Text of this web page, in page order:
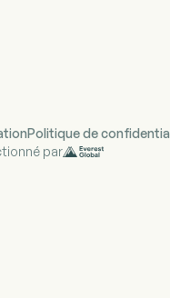
environ un million de tonnes
(OCC) ainsi que des
et blancs. Le segment des
mondiales concentre
activités sur la production
matière première
dans de nombreux
quotidien tels que les
Politique de
par